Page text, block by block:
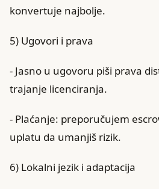
konvertuje najbolje.
5) Ugovori i prava
- Jasno u ugovoru piši prava
trajanje licenciranja.
- Plaćanje: preporučujem
uplatu da umanjiš rizik.
6) Lokalni jezik i adaptacija